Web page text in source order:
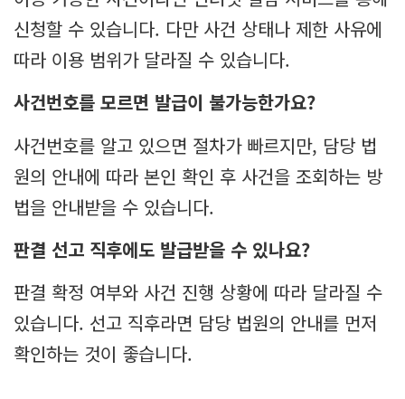
신청할 수 있습니다. 다만 사건 상태나 제한 사유에
따라 이용 범위가 달라질 수 있습니다.
사건번호를 모르면 발급이 불가능한가요?
사건번호를 알고 있으면 절차가 빠르지만, 담당 법
원의 안내에 따라 본인 확인 후 사건을 조회하는 방
법을 안내받을 수 있습니다.
판결 선고 직후에도 발급받을 수 있나요?
판결 확정 여부와 사건 진행 상황에 따라 달라질 수
있습니다. 선고 직후라면 담당 법원의 안내를 먼저
확인하는 것이 좋습니다.